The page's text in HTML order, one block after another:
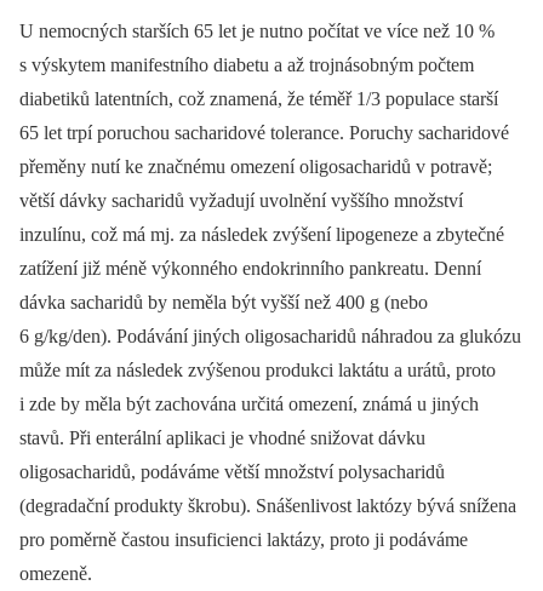
U nemocných starších 65 let je nutno počítat ve více než 10 %
s výskytem manifestního diabetu a až trojnásobným počtem
diabetiků latentních, což znamená, že téměř 1/3 populace starší
65 let trpí poruchou sacharidové tolerance. Poruchy sacharidové
přeměny nutí ke značnému omezení oligosacharidů v potravě;
větší dávky sacharidů vyžadují uvolnění vyššího množství
inzulínu, což má mj. za následek zvýšení lipogeneze a zbytečné
zatížení již méně výkonného endokrinního pankreatu. Denní
dávka sacharidů by neměla být vyšší než 400 g (nebo
6 g/kg/den). Podávání jiných oligosacharidů náhradou za glukózu
může mít za následek zvýšenou produkci laktátu a urátů, proto
i zde by měla být zachována určitá omezení, známá u jiných
stavů. Při enterální aplikaci je vhodné snižovat dávku
oligosacharidů, podáváme větší množství polysacharidů
(degradační produkty škrobu). Snášenlivost laktózy bývá snížena
pro poměrně častou insuficienci laktázy, proto ji podáváme
omezeně.